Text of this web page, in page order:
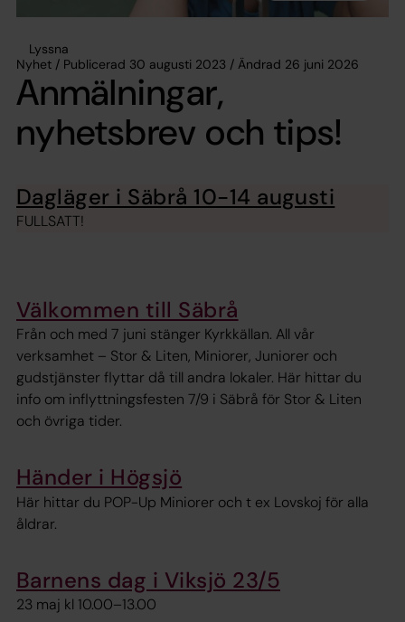
Lyssna
Nyhet / Publicerad 30 augusti 2023 / Ändrad 26 juni 2026
Anmälningar,
nyhetsbrev och tips!
Dagläger i Säbrå 10-14 augusti
FULLSATT!
Välkommen till Säbrå
Från och med 7 juni stänger Kyrkkällan. All vår
verksamhet – Stor & Liten, Miniorer, Juniorer och
gudstjänster flyttar då till andra lokaler. Här hittar du
info om inflyttningsfesten 7/9 i Säbrå för Stor & Liten
och övriga tider.
Händer i Högsjö
Här hittar du POP-Up Miniorer och t ex Lovskoj för alla
åldrar.
Barnens dag i Viksjö 23/5
23 maj kl 10.00–13.00